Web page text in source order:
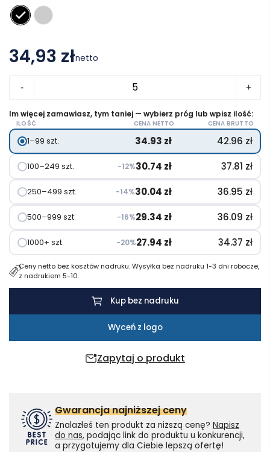
34,93 złnetto
-
MILANO
+
Zapytaj o produkt
Im więcej zamawiasz, tym taniej — wybierz próg lub wpisz ilość:
ILOŚĆ CENA NETTO CENA BRUTTO
1–99 szt. 34.93 zł 42.96 zł
100–249 szt. −12%30.74 zł 37.81 zł
250–499 szt. −14%30.04 zł 36.95 zł
500–999 szt. −16%29.34 zł 36.09 zł
1000+ szt. −20%27.94 zł 34.37 zł
Ceny netto bez kosztów nadruku. Wysyłka bez nadruku 1-3 dni robocze,
z nadrukiem 5-10.
Kup bez nadruku
Wyceń z logo
Gwarancja najniższej ceny
Znalazłeś ten produkt za niższą cenę? Napisz
do nas, podając link do produktu u konkurencji,
a przygotujemy dla Ciebie lepszą ofertę!